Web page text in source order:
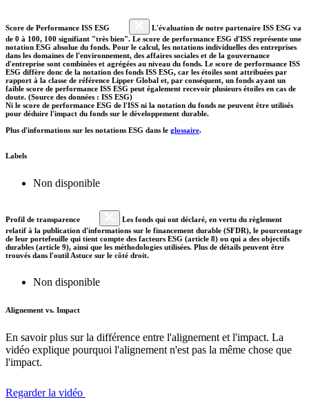
Score de Performance ISS ESG
L'évaluation de notre partenaire ISS ESG va
de 0 à 100, 100 signifiant "très bien". Le score de performance ESG d'ISS représente une
notation ESG absolue du fonds. Pour le calcul, les notations individuelles des entreprises
dans les domaines de l'environnement, des affaires sociales et de la gouvernance
d'entreprise sont combinées et agrégées au niveau du fonds. Le score de performance ISS
ESG diffère donc de la notation des fonds ISS ESG, car les étoiles sont attribuées par
rapport à la classe de référence Lipper Global et, par conséquent, un fonds ayant un
faible score de performance ISS ESG peut également recevoir plusieurs étoiles en cas de
doute. (Source des données : ISS ESG)
Ni le score de performance ESG de l'ISS ni la notation du fonds ne peuvent être utilisés
pour déduire l'impact du fonds sur le développement durable.
Plus d'informations sur les notations ESG dans le glossaire.
Labels
Non disponible
Profil de transparence
Les fonds qui ont déclaré, en vertu du règlement
relatif à la publication d'informations sur le financement durable (SFDR), le pourcentage
de leur portefeuille qui tient compte des facteurs ESG (article 8) ou qui a des objectifs
durables (article 9), ainsi que les méthodologies utilisées. Plus de détails peuvent être
trouvés dans l'outil Astuce sur le côté droit.
Non disponible
Alignement vs. Impact
En savoir plus sur la différence entre l'alignement et l'impact. La
vidéo explique pourquoi l'alignement n'est pas la même chose que
l'impact.
Regarder la vidéo